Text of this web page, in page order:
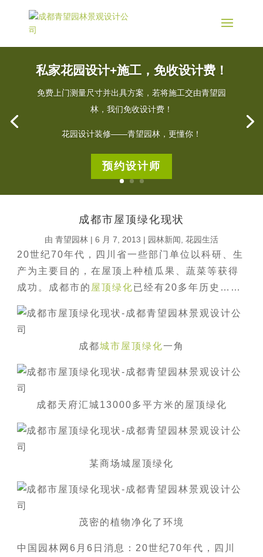
私家花园设计+施工，免收设计费！
免费上门测量尺寸并出具方案，若将施工交由青望园
林，我们免收设计费！
花园设计装修——青望园林，更懂你！
预约设计师
成都市屋顶绿化现状
由 青望园林 | 6 月 7, 2013 | 园林新闻 花园生活
20世纪70年代，四川省一些部门单位以科研、生
产为主要目的，在屋顶上种植瓜果、蔬菜等获得
成功。成都市的 屋顶绿化已经有20多年历史……
成都城市屋顶绿化一角
成都天府汇城13000多平方米的屋顶绿化
某商场城屋顶绿化
茂密的植物净化了环境
中国园林网6月6日消息：20世纪70年代，四川